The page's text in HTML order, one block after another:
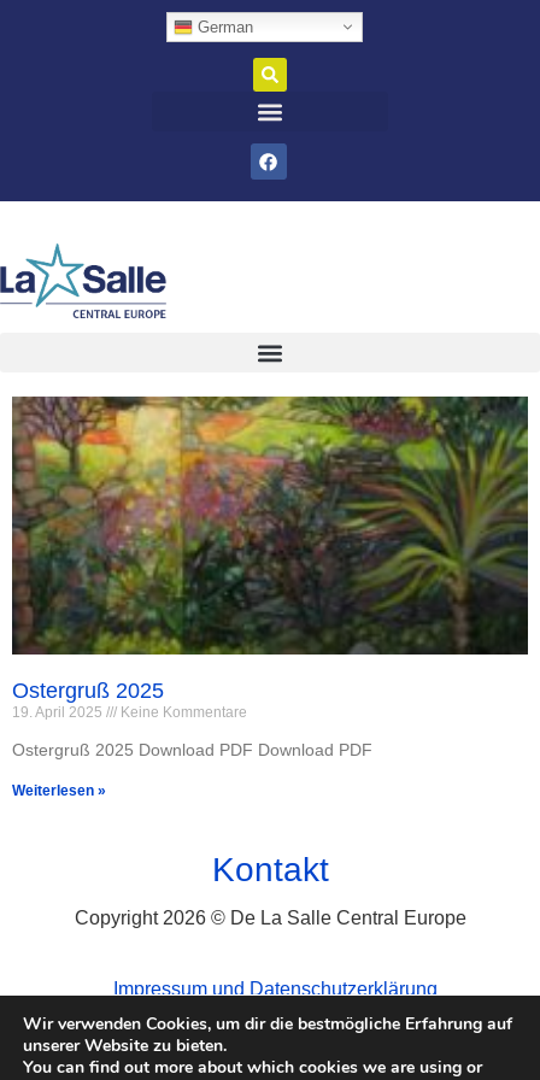
German
Ostergruß 2025
19. April 2025 Keine Kommentare
Ostergruß 2025 Download PDF Download PDF
Weiterlesen »
Kontakt
Copyright 2026 © De La Salle Central Europe
Impressum und Datenschutzerklärung
Wir verwenden Cookies, um dir die bestmögliche Erfahrung auf
unserer Website zu bieten.
You can find out more about which cookies we are using or